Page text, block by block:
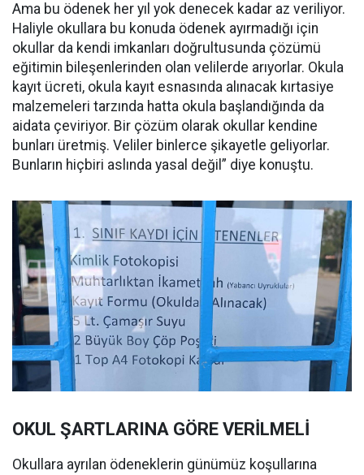
Ama bu ödenek her yıl yok denecek kadar az veriliyor.
Haliyle okullara bu konuda ödenek ayırmadığı için
okullar da kendi imkanları doğrultusunda çözümü
eğitimin bileşenlerinden olan velilerde arıyorlar. Okula
kayıt ücreti, okula kayıt esnasında alınacak kırtasiye
malzemeleri tarzında hatta okula başlandığında da
aidata çeviriyor. Bir çözüm olarak okullar kendine
bunları üretmiş. Veliler binlerce şikayetle geliyorlar.
Bunların hiçbiri aslında yasal değil” diye konuştu.
OKUL ŞARTLARINA GÖRE VERİLMELİ
Okullara ayrılan ödeneklerin günümüz koşullarına